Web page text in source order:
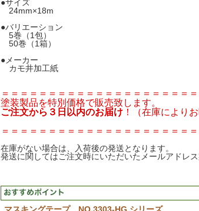
●サイズ
24mm×18m
●バリエーション
5巻（1包）
50巻（1箱）
●メーカー
カモ井加工紙
＝＝＝＝＝＝＝＝＝＝＝＝＝＝＝＝＝＝＝＝
塗装製品を特別価格で販売致します。
ご注文から３日以内のお届け！（在庫により
＝＝＝＝＝＝＝＝＝＝＝＝＝＝＝＝＝＝＝＝
在庫がない場合は、入荷後の発送となります。
発送に関してはご注文時にいただいたメールアドレ